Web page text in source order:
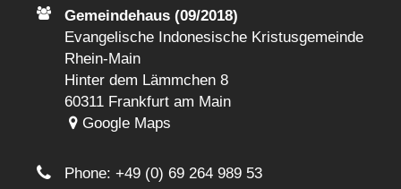
Gemeindehaus (09/2018)
Evangelische Indonesische Kristusgemeinde
Rhein-Main
Hinter dem Lämmchen 8
60311 Frankfurt am Main
Google Maps
Phone:+49 (0) 69 264 989 53